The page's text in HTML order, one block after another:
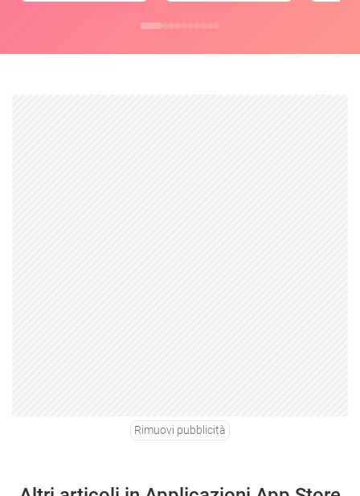
Rimuovi pubblicità